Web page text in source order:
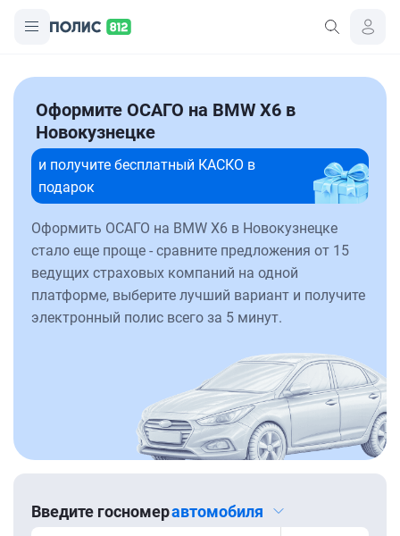
Оформите ОСАГО на BMW X6 в
Новокузнецке
и получите бесплатный КАСКО в
подарок
Оформить ОСАГО на BMW X6 в Новокузнецке
стало еще проще - сравните предложения от 15
ведущих страховых компаний на одной
платформе, выберите лучший вариант и получите
электронный полис всего за 5 минут.
Введите госномеравтомобиля